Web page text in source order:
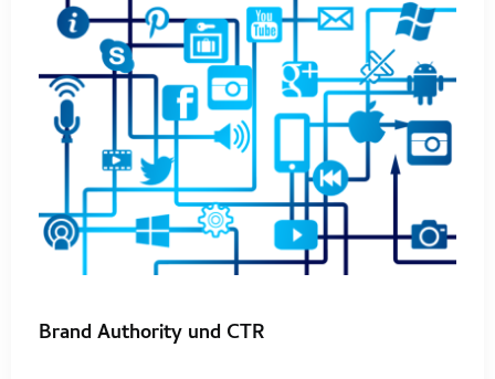
Brand Authority und CTR